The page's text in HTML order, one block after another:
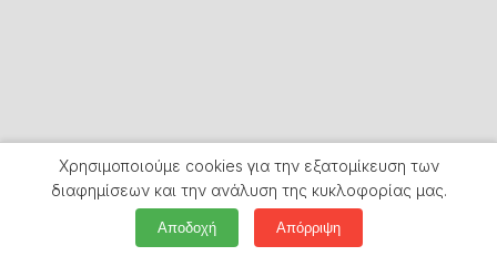
Χρησιμοποιούμε cookies για την εξατομίκευση των
διαφημίσεων και την ανάλυση της κυκλοφορίας μας.
Αποδοχή Απόρριψη
WEBSITE HANDCRAFTED BY WEB DYNAMIC